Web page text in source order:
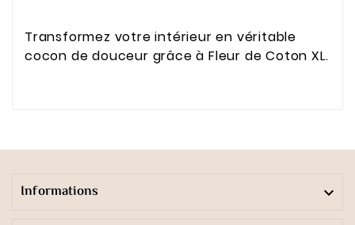
Transformez votre intérieur en véritable
cocon de douceur grâce à Fleur de Coton XL.
Informations 